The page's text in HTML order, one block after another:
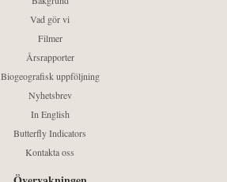
Vad gör vi
Filmer
Årsrapporter
Biogeografisk uppföljning
Nyhetsbrev
In English
Butterfly Indicators
Kontakta oss